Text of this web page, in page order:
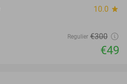
10.0 star
Regulier €300
€49